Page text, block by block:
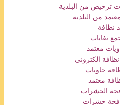
من البلدية
من البلدية
نظافة
نفايات
معتمد
الكتروني
حاويات
معتمد
الحشرات
حشرات